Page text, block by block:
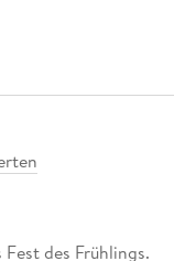
des Frühlings.